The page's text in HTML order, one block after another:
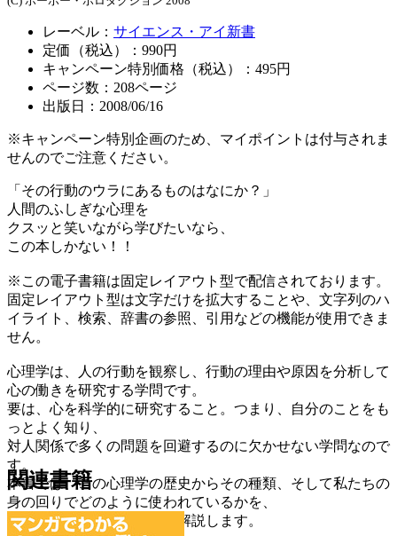
レーベル： サイエンス・アイ新書
定価（税込）：990円
キャンペーン特別価格（税込）：495円
ページ数： 208ページ
出版日：2008/06/16
※キャンペーン特別企画のため、マイポイントは付与されま
せんのでご注意ください。
「その行動のウラにあるものはなにか？」
人間のふしぎな心理を
クスッと笑いながら学びたいなら、
この本しかない！！
※この電子書籍は固定レイアウト型で配信されております。
固定レイアウト型は文字だけを拡大することや、文字列のハ
イライト、検索、辞書の参照、引用などの機能が使用できま
せん。
心理学は、人の行動を観察し、行動の理由や原因を分析して
心の働きを研究する学問です。
要は、心を科学的に研究すること。つまり、自分のことをも
っとよく知り、
対人関係で多くの問題を回避するのに欠かせない学問なので
す。
本書では、この心理学の歴史からその種類、そして私たちの
身の回りでどのように使われているかを、
マンガでおもしろおかしく解説します。
関連書籍